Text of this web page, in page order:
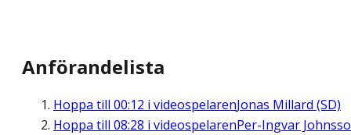
Anförandelista
Hoppa till 00:12 i videospelarenJonas Millard (SD)
Hoppa till 08:28 i videospelarenPer-Ingvar